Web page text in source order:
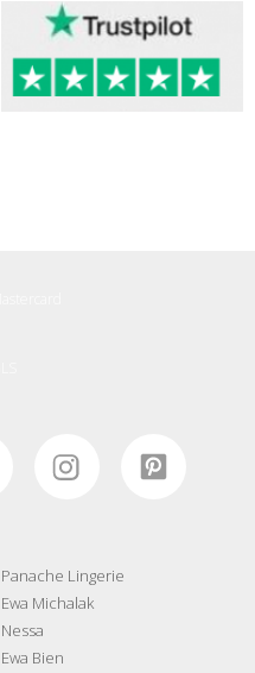
Panache Lingerie
Ewa Michalak
Nessa
Ewa Bien